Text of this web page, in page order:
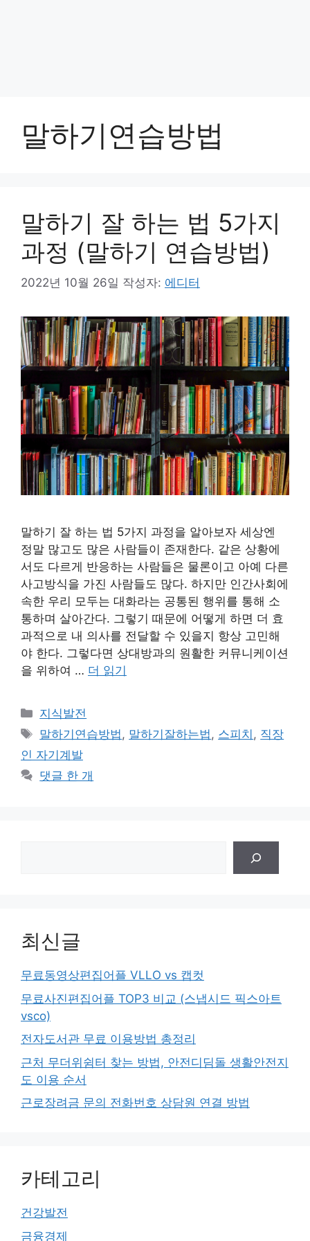
말하기연습방법
말하기 잘 하는 법 5가지
과정 (말하기 연습방법)
2022년 10월 26일 작성자: 에디터
말하기 잘 하는 법 5가지 과정을 알아보자 세상엔
정말 많고도 많은 사람들이 존재한다. 같은 상황에
서도 다르게 반응하는 사람들은 물론이고 아예 다른
사고방식을 가진 사람들도 많다. 하지만 인간사회에
속한 우리 모두는 대화라는 공통된 행위를 통해 소
통하며 살아간다. 그렇기 때문에 어떻게 하면 더 효
과적으로 내 의사를 전달할 수 있을지 항상 고민해
야 한다. 그렇다면 상대방과의 원활한 커뮤니케이션
을 위하여 … 더 읽기
카
테
리
지식발전
태
그
말하기연습방법, 말하기잘하는법, 스피치 , 직장
인 자기계발
댓글 한 개
최신글
무료동영상편집어플 VLLO vs 캡컷
무료사진편집어플 TOP3 비교 (스냅시드 픽스아트
vsco)
전자도서관 무료 이용방법 총정리
근처 무더위쉼터 찾는 방법, 안전디딤돌 생활안전지
도 이용 순서
근로장려금 문의 전화번호 상담원 연결 방법
카테고리
건강발전
금융경제